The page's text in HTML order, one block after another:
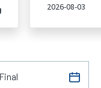
2026-08-03